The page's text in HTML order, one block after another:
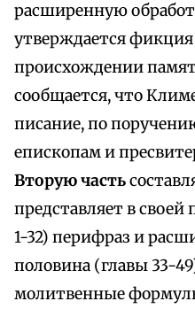
расширенную
утверждается
происхождении
сообщается, что
писание, по
епископам и
Вторую часть
представляет в
1-32) перифраз и
половина (главы 33-
молитвенные